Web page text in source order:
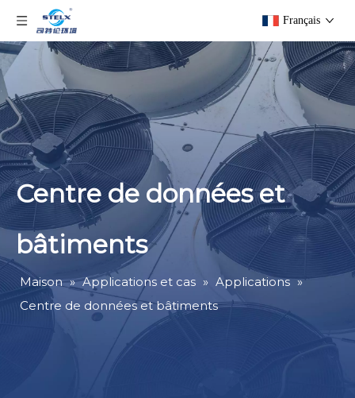
Français
Centre de données et
bâtiments
Maison » Applications et cas » Applications »
Centre de données et bâtiments